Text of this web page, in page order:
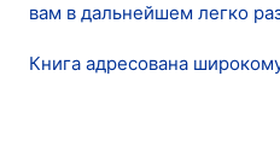
вам в дальнейшем легко
Книга адресована